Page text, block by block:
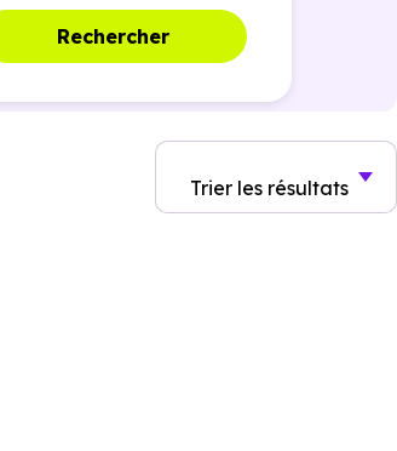
Rechercher
Trier les résultats